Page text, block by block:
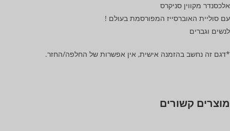
אלכסנדר מקווין סניקרס
עם סוליית האוברסייז המפורסמת בעולם !
לנשים וגברים
*דגם זה נחשב בהזמנה אישית, אין אפשרות של החלפה/החזר.
מוצרים קשורים